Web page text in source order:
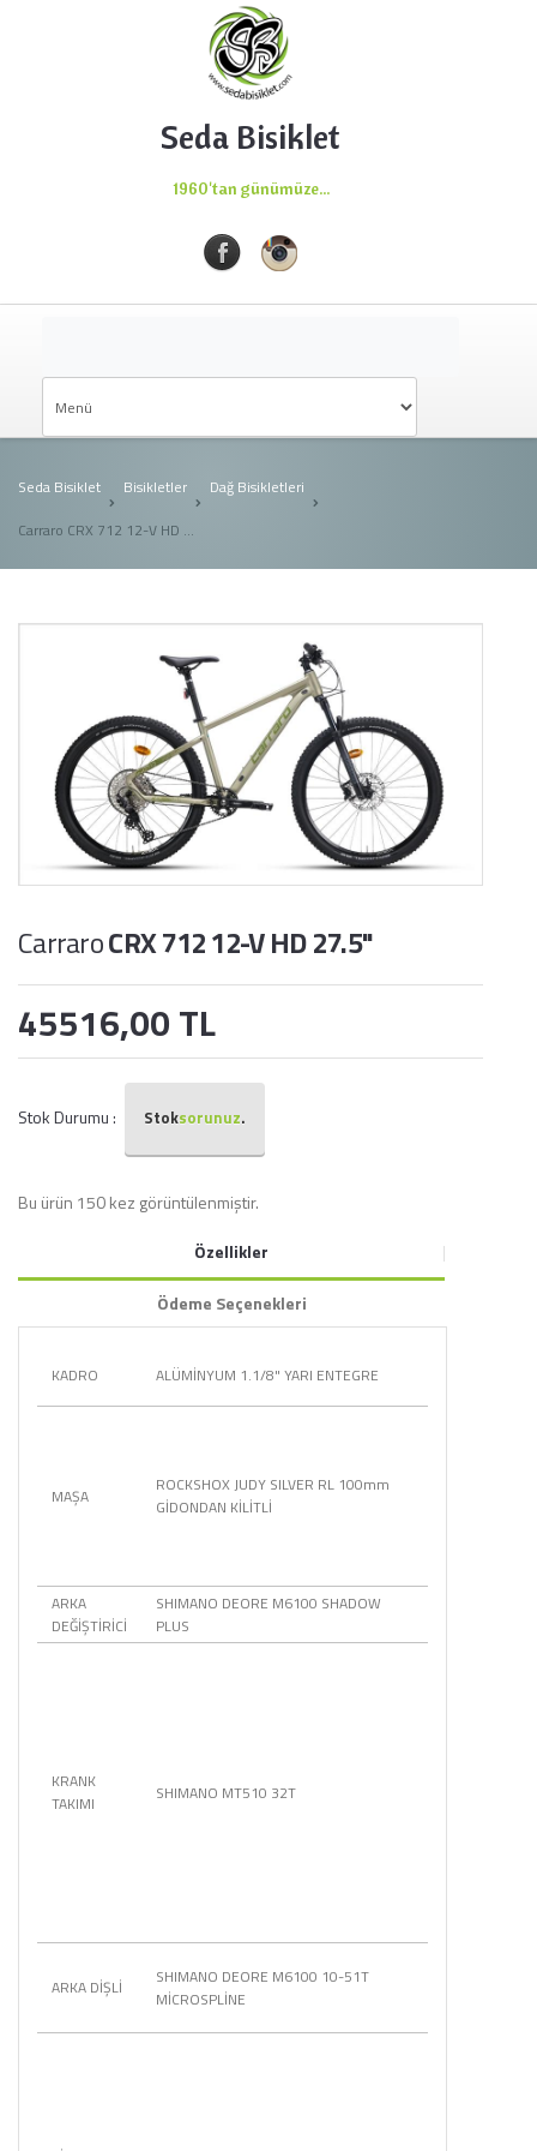
Seda Bisiklet
1960'tan günümüze...
Seda Bisiklet Bisikletler
Dağ Bisikletleri
Carraro CRX 712 12-V HD 27.5"
CarraroCRX 712 12-V HD 27.5"
45516,00 TL
Stok Durumu : Stoksorunuz.
Bu ürün 150 kez görüntülenmiştir.
Özellikler
Ödeme Seçenekleri
KADRO ALÜMİNYUM 1.1/8" YARI ENTEGRE
MAŞA
ROCKSHOX JUDY SILVER RL 100mm
GİDONDAN KİLİTLİ
ARKA
DEĞİŞTİRİCİ
SHIMANO DEORE M6100 SHADOW
PLUS
KRANK
TAKIMI
SHIMANO MT510 32T
ARKA DİŞLİ
SHIMANO DEORE M6100 10-51T
MİCROSPLİNE